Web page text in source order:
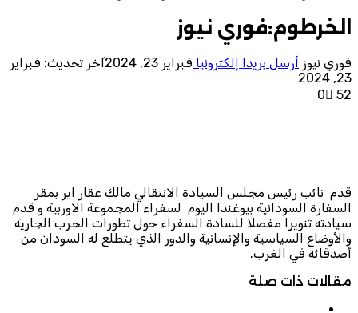
الخرطوم:فوري نيوز
فوري نيوز أرسل بريدا إلكترونيا فبراير 23, 2024
آخر تحديث: فبراير
23, 2024
0
52
قدم نائب رئيس مجلس السيادة الانتقالي مالك عقار اير بمقر
السفارة السودانية بيوغندا اليوم لسفراء المجموعة الاوربية و قدم
سيادته تنويرا مفصلا للسادة السفراء حول تطورات الحرب الجارية
والأوضاع السياسية والإنسانية والدور الذي يتطلع له السودان من
أصدقائه في الغرب.
مقالات ذات صلة